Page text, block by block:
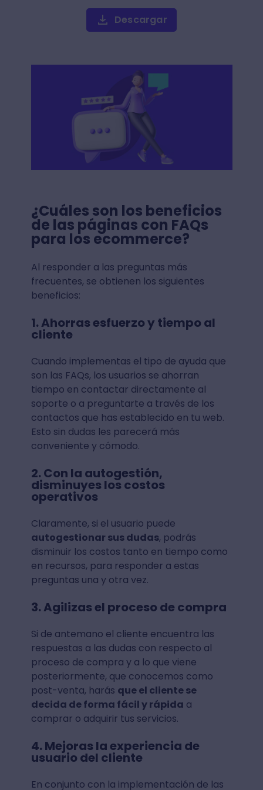
Descargar
¿Cuáles son los beneficios
de las páginas con FAQs
para los ecommerce?
Al responder a las preguntas más
frecuentes, se obtienen los siguientes
beneficios:
1. Ahorras esfuerzo y tiempo al
cliente
Cuando implementas el tipo de ayuda que
son las FAQs, los usuarios se ahorran
tiempo en contactar directamente al
soporte o a preguntarte a través de los
contactos que has establecido en tu web.
Esto sin dudas les parecerá más
conveniente y cómodo.
2. Con la autogestión,
disminuyes los costos
operativos
Claramente, si el usuario puede
autogestionar sus dudas, podrás
disminuir los costos tanto en tiempo como
en recursos, para responder a estas
preguntas una y otra vez.
3. Agilizas el proceso de compra
Si de antemano el cliente encuentra las
respuestas a las dudas con respecto al
proceso de compra y a lo que viene
posteriormente, que conocemos como
post-venta, harás que el cliente se
decida de forma fácil y rápida a
comprar o adquirir tus servicios.
4. Mejoras la experiencia de
usuario del cliente
En conjunto con la implementación de las